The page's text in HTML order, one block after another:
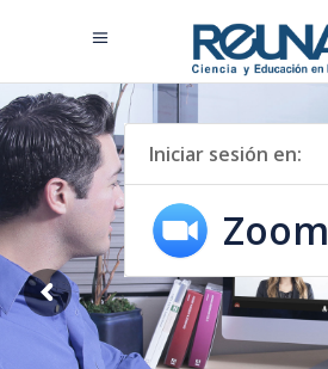
Iniciar sesión en:
Zoom